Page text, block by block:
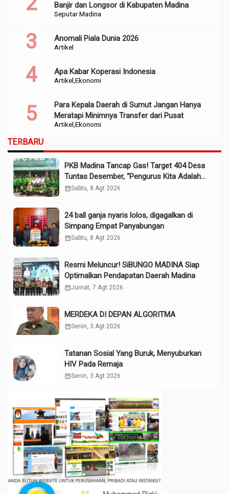
Seputar Madina
Banjir dan Longsor di Kabupaten Madina
Artikel
Anomali Piala Dunia 2026
Artikel Ekonomi
Apa Kabar Koperasi Indonesia
Artikel Ekonomi
Para Kepala Daerah di Sumut Jangan Hanya
Meratapi Minimnya Transfer dari Pusat
TERBARU
PKB Madina Tancap Gas! Target 404 Desa
Tuntas Desember, “Pengurus Kita Adalah
Tokoh”
calendar_monthSabtu, 8 Agt 2026
24 ball ganja nyaris lolos, digagalkan di
Simpang Empat Panyabungan
calendar_monthSabtu, 8 Agt 2026
Resmi Meluncur! SiBUNGO MADINA Siap
Optimalkan Pendapatan Daerah Madina
calendar_monthJumat, 7 Agt 2026
MERDEKA DI DEPAN ALGORITMA
calendar_monthSenin, 3 Agt 2026
Tatanan Sosial Yang Buruk, Menyuburkan
HIV Pada Remaja
calendar_monthSenin, 3 Agt 2026